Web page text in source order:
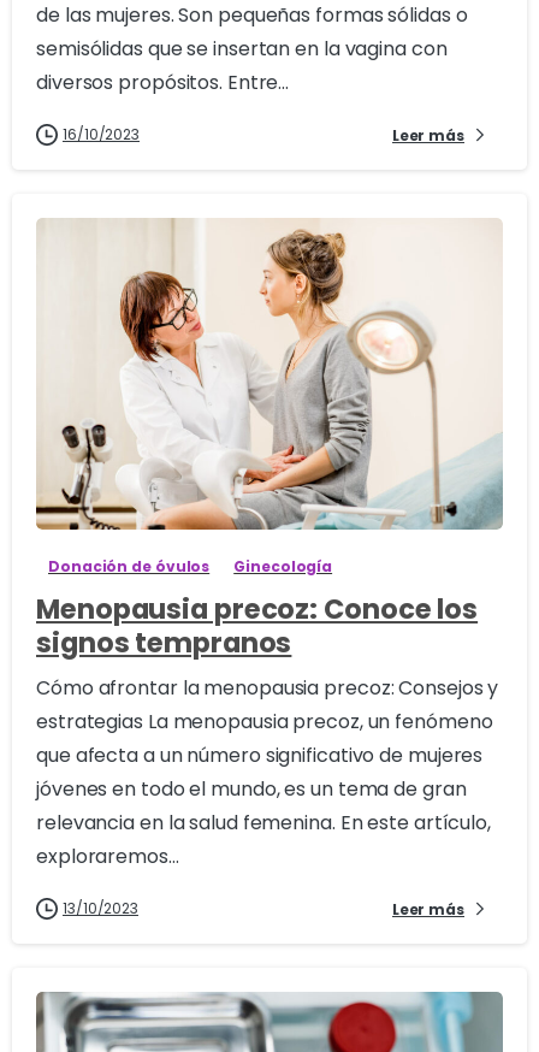
de las mujeres. Son pequeñas formas sólidas o
semisólidas que se insertan en la vagina con
diversos propósitos. Entre...
16/10/2023 Leer más
Donación de óvulos Ginecología
Menopausia precoz: Conoce los
signos tempranos
Cómo afrontar la menopausia precoz: Consejos y
estrategias La menopausia precoz, un fenómeno
que afecta a un número significativo de mujeres
jóvenes en todo el mundo, es un tema de gran
relevancia en la salud femenina. En este artículo,
exploraremos...
13/10/2023 Leer más